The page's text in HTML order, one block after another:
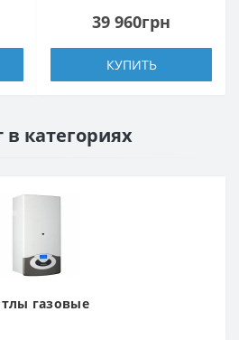
39 960грн
КУПИТЬ
категориях
газовые